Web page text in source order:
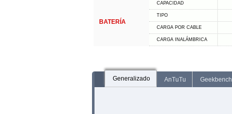
BATERÍA
CAPACIDAD
TIPO
CARGA POR CABLE
CARGA INALÁMBRICA
Generalizado AnTuTu Geekbench